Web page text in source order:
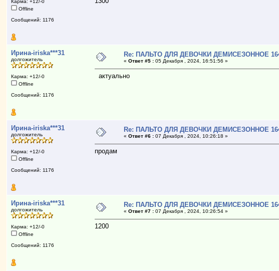
Карма: +12/-0
Offline
Сообщений: 1176
Ирина-iriska***31
долгожитель
Карма: +12/-0
Offline
Сообщений: 1176
Re: ПАЛЬТО ДЛЯ ДЕВОЧКИ ДЕМИСЕЗОННОЕ
«Ответ #5 : 05 Декабря , 2024, 16:51:56 »
актуально
Ирина-iriska***31
долгожитель
Карма: +12/-0
Offline
Сообщений: 1176
Re: ПАЛЬТО ДЛЯ ДЕВОЧКИ ДЕМИСЕЗОННОЕ
«Ответ #6 : 07 Декабря , 2024, 10:26:18 »
продам
Ирина-iriska***31
долгожитель
Карма: +12/-0
Offline
Сообщений: 1176
Re: ПАЛЬТО ДЛЯ ДЕВОЧКИ ДЕМИСЕЗОННОЕ
«Ответ #7 : 07 Декабря , 2024, 10:26:54 »
1200